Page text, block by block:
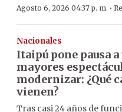
Agosto 6, 2026 04:37 p. m. ·
Nacionales
Itaipú pone pausa a
mayores
modernizar: ¿Qué
vienen?
Tras casi 24 años de